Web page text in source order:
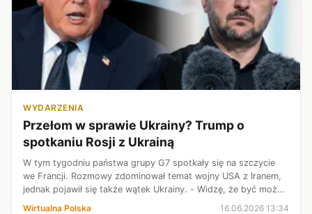
WYDARZENIA
Przełom w sprawie Ukrainy? Trump o
spotkaniu Rosji z Ukrainą
W tym tygodniu państwa grupy G7 spotkały się na szczycie
we Francji. Rozmowy zdominował temat wojny USA z Iranem,
jednak pojawił się także wątek Ukrainy. - Widzę, że być może
możemy coś zdziałać - podkreślał Trump.
Wirtualna Polska 16.06.2026 13:34